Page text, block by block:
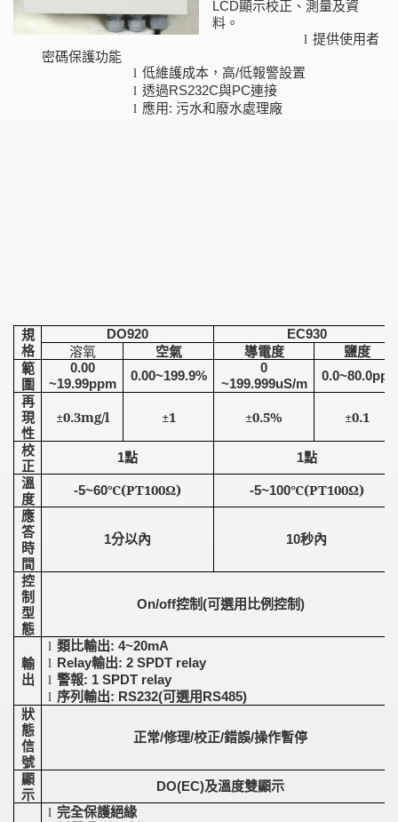
LCD顯示校正、測量及資
料。
l 提供使用者
密碼保護功能
l 低維護成本，高/低報警設置
l 透過RS232C與PC連接
l 應用: 污水和廢水處理廠
規
格
DO920 EC930
溶氧 空氣 導電度
鹽度
範
圍
0.00
~19.99ppm
0.00~199.9%
0
~199.999uS/m
0.0~80.0ppt
再
現
性
±0.3mg/l ±1 ±0.5%
±0.1
校
正
1點 1點
溫
度
-5~60℃(PT100Ω) -5~100℃(PT100Ω)
應
答
時
間
1分以內 10秒內
控
制
型
態
On/off控制(可選用比例控制)
輸
出
l 類比輸出: 4~20mA
l Relay輸出: 2 SPDT relay
l 警報: 1 SPDT relay
l 序列輸出: RS232(可選用RS485)
狀
態
信
號
正常/修理/校正/錯誤/操作暫停
顯
示
DO(EC)及溫度雙顯示
l 完全保護絕緣